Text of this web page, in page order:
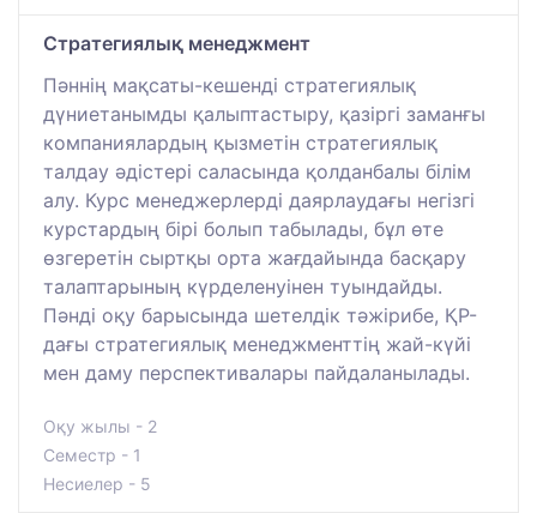
Стратегиялық менеджмент
Пәннің мақсаты-кешенді стратегиялық
дүниетанымды қалыптастыру, қазіргі заманғы
компаниялардың қызметін стратегиялық
талдау әдістері саласында қолданбалы білім
алу. Курс менеджерлерді даярлаудағы негізгі
курстардың бірі болып табылады, бұл өте
өзгеретін сыртқы орта жағдайында басқару
талаптарының күрделенуінен туындайды.
Пәнді оқу барысында шетелдік тәжірибе, ҚР-
дағы стратегиялық менеджменттің жай-күйі
мен даму перспективалары пайдаланылады.
Оқу жылы - 2
Семестр - 1
Несиелер - 5